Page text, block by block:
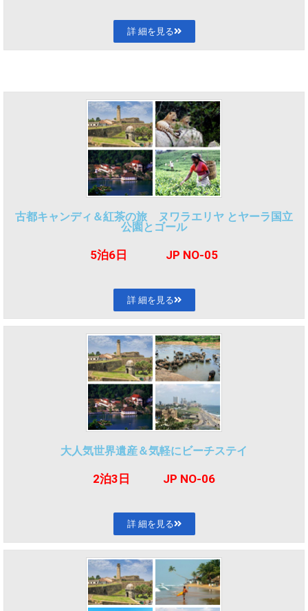
詳 細を見る
古都キャンディ＆紅茶の旅 ヌワラエリヤ とヤーラ国立
公園とゴール
5泊6日 JP NO-05
詳 細を見る
大人気世界遺産＆気軽にビーチステイ
2泊3日 JP NO-06
詳 細を見る